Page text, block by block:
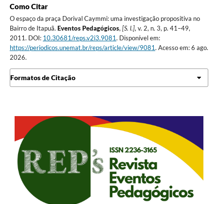
Como Citar
O espaço da praça Dorival Caymmi: uma investigação propositiva no
Bairro de Itapuã. Eventos Pedagógicos,[S. l.], v. 2, n. 3, p. 41–49,
2011. DOI: 10.30681/reps.v2i3.9081. Disponível em:
https://periodicos.unemat.br/reps/article/view/9081. Acesso em: 6 ago.
2026.
Formatos de Citação